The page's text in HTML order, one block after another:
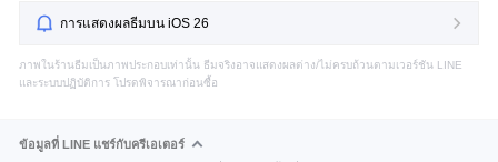
การแสดงผลธีมบน iOS 26
ภาพในร้านธีมเป็นภาพประกอบเท่านั้น ธีมจริงอาจแสดงผลต่าง/ไม่ครบถ้วนตามเวอร์ชัน LINE
และระบบปฏิบัติการ โปรดพิจารณาก่อนซื้อ
ข้อมูลที่ LINE แชร์กับครีเอเตอร์